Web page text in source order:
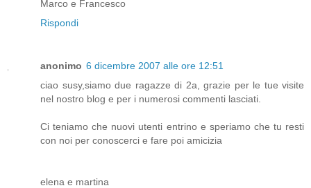
Marco e Francesco
Rispondi
anonimo 6 dicembre 2007 alle ore 12:51
ciao susy,siamo due ragazze di 2a, grazie per le tue visite
nel nostro blog e per i numerosi commenti lasciati.
Ci teniamo che nuovi utenti entrino e speriamo che tu resti
con noi per conoscerci e fare poi amicizia
elena e martina